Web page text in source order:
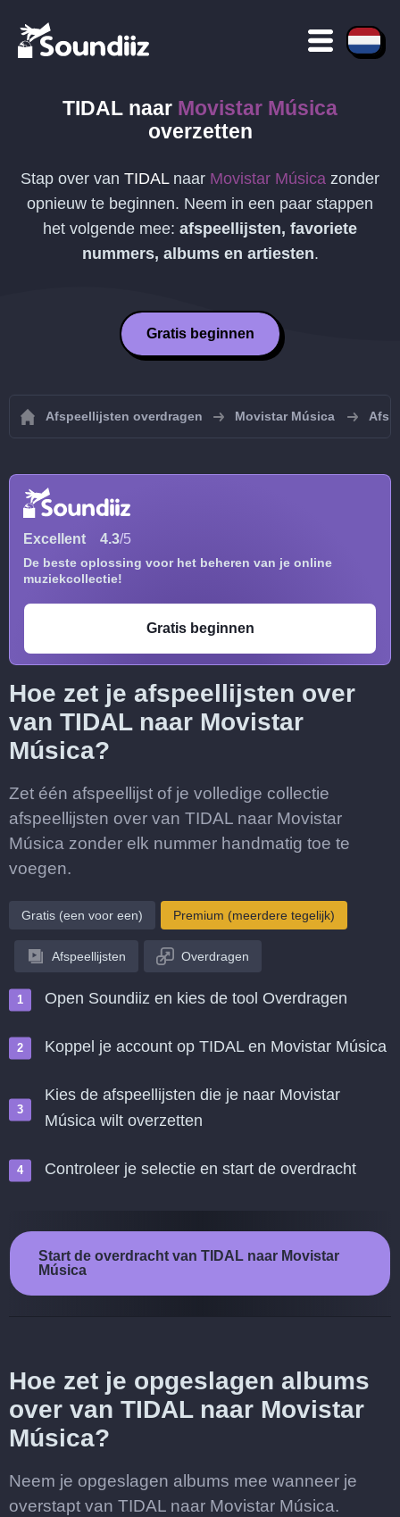
TIDAL naar Movistar Música
overzetten
Stap over van TIDALnaar Movistar Música zonder
opnieuw te beginnen. Neem in een paar stappen
het volgende mee: afspeellijsten, favoriete
nummers, albums en artiesten.
Gratis beginnen
Afspeellijsten overdragen Movistar Música
Excellent 4.3/5
De beste oplossing voor het beheren van je online
muziekcollectie!
Gratis beginnen
Hoe zet je afspeellijsten over
van TIDAL naar Movistar
Música?
Zet één afspeellijst of je volledige collectie
afspeellijsten over van TIDAL naar Movistar
Música zonder elk nummer handmatig toe te
voegen.
Gratis (een voor een) Premium (meerdere tegelijk)
Afspeellijsten Overdragen
Open Soundiiz en kies de tool Overdragen
Koppel je account op TIDAL en Movistar Música
Kies de afspeellijsten die je naar Movistar
Música wilt overzetten
Controleer je selectie en start de overdracht
Start de overdracht van TIDAL naar Movistar
Música
Hoe zet je opgeslagen albums
over van TIDAL naar Movistar
Música?
Neem je opgeslagen albums mee wanneer je
overstapt van TIDAL naar Movistar Música.